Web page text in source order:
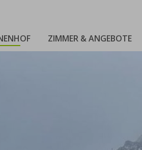
ZIMMER & ANGEBOTE